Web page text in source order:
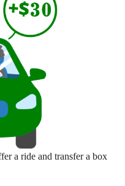
a ride and transfer a box